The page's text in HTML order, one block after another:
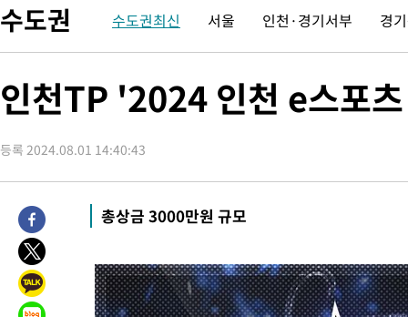
-23405초 전 >
외국인 심판 성 접대 7경기 들여다보니…한국 축구 '5승 2무'
-23139초 전 >[속보]코스닥, 2.86포인트(0.36%) 내린 798.81마감
-23072초 전 >
[속보]원·달러 환율, 7.7원 내린 1416.1원 마감
-20051초 전 >[속보]종합특검, '계엄 수용공간 확보' 신용해 前교정본부장 기
-18924초 전 >외신들도 주목한 韓축구 파문…"국민적 공분에 수사 재개"
-18895초 전 >
11시간 압수수색에 성접대 파문까지…'쑥대밭' 된 축구협회
-17917초 전 >
[속보]규제합리화위원회 부위원장에 김태유 서울대 공대 교
병태 후임
-14275초 전 >
-9600초 전 >
[속보] 7월 중국 수출 23.9%↑ 수입 27.5%↑…무역총액
-6760초 전 >
[속보]'채상병 순직 책임' 임성근, 항소심도 징역 3년
수도권 수도권최신 서울 인천·경기서부 경
인천TP '2024 인천 e스포
등록 2024.08.01 14:40:43
총상금 3000만원 규모